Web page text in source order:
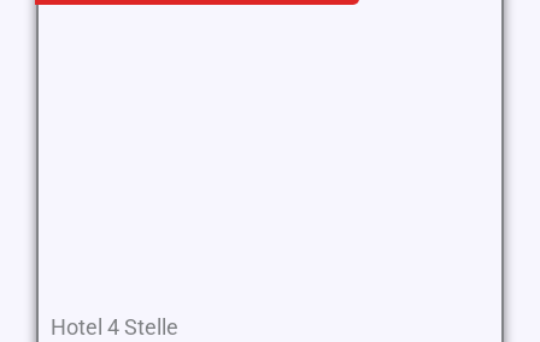
Hotel 4 Stelle